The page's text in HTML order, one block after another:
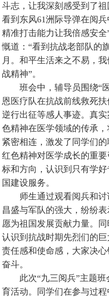
斗志，让我深刻感受到了
看到东风61洲际导弹在阅
精准打击能力让我倍感安
慨道：“看到抗战老部队的
月。和平生活来之不易，
战精神”。
班会中，辅导员围绕“
恩医疗队在抗战前线救死
逆行出征等感人事迹。真
色精神在医学领域的传承
紧密相连，激发了同学们
红色精神对医学成长的重
标和方向，认识到只有学
国建设服务。
师生通过观看阅兵和
昌盛与军队的强大，纷纷
愿为祖国发展贡献力量。
认识到抗战时期先烈们的
责任感和使命感，大家决
奋斗。
此次“九三阅兵”主题
育活动。同学们在参与过